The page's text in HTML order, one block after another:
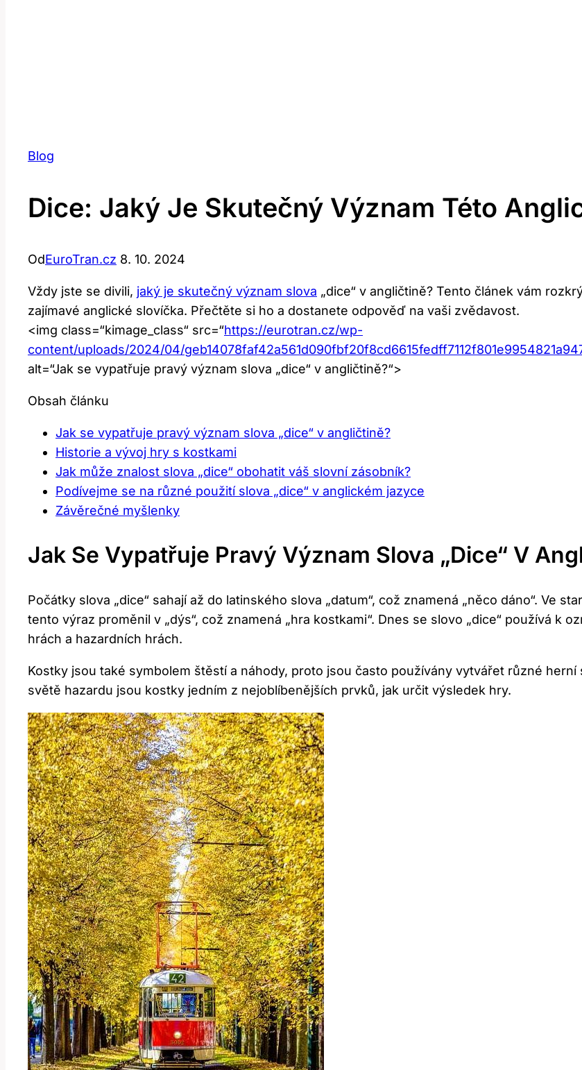
Blog
Dice: Jaký Je Skutečný Význam Této
OdEuroTran.cz 8. 10. 2024
Vždy jste se divili, jaký je skutečný význam slova „dice“ v angličtině? Tento článek vám
zajímavé anglické slovíčka. Přečtěte si ho a dostanete odpověď na vaši zvědavost.
<img class=“kimage_class“ src=“https://eurotran.cz/wp-
content/uploads/2024/04/
alt=“Jak se vypatřuje pravý význam slova „dice“ v angličtině?“>
Obsah článku
Jak se vypatřuje pravý význam slova „dice“ v angličtině?
Historie a vývoj hry s kostkami
Jak může znalost slova „dice“ obohatit váš slovní zásobník?
Podívejme se na různé použití slova „dice“ v anglickém jazyce
Závěrečné myšlenky
Jak Se Vypatřuje Pravý Význam Slova „dice“ V
Počátky slova „dice“ sahají až do latinského slova „datum“, což znamená „něco dáno“. Ve
tento výraz proměnil v „dýs“, což znamená „hra kostkami“. Dnes se slovo „dice“ používá k
hrách a hazardních hrách.
Kostky jsou také symbolem štěstí a náhody, proto jsou často používány vytvářet různé
světě hazardu jsou kostky jedním z nejoblíbenějších prvků, jak určit výsledek hry.